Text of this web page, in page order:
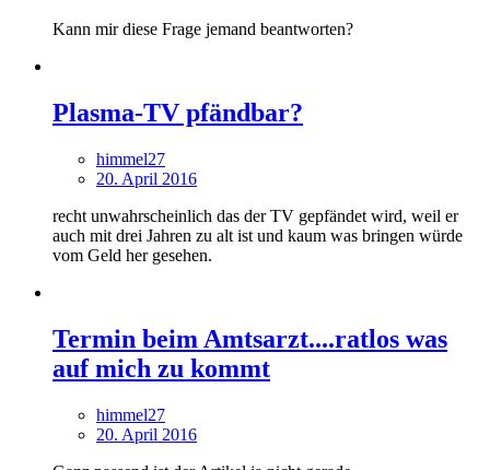
Kann mir diese Frage jemand beantworten?
Plasma-TV pfändbar?
himmel27
20. April 2016
recht unwahrscheinlich das der TV gepfändet wird, weil er
auch mit drei Jahren zu alt ist und kaum was bringen würde
vom Geld her gesehen.
Termin beim Amtsarzt....ratlos was
auf mich zu kommt
himmel27
20. April 2016